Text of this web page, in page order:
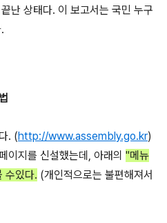
난 상태다. 이 보고서는 국민 누구
. (http://www.assembly.go.kr)
이지를 신설했는데, 아래의 "메뉴
수있다. (개인적으로는 불편해져서